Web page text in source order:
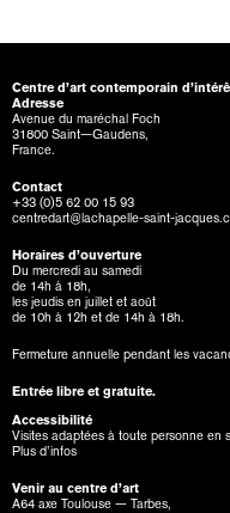
Centre d’art contemporain
Adresse
Avenue du maréchal Foch
31800 Saint—Gaudens,
France.
Contact
+33 (0)5 62 00 15 93
centredart@lachapelle-saint-
Horaires d’ouverture
Du mercredi au samedi
de 14h à 18h,
les jeudis en juillet et août
de 10h à 12h et de 14h à 18h.
Fermeture annuelle pendant les
Entrée libre et gratuite.
Accessibilité
Visites adaptées à toute personne en
Plus d’infos
Venir au centre d’art
A64 axe Toulouse — Tarbes,